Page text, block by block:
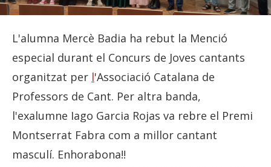
L'alumna Mercè Badia ha rebut la Menció
especial durant el Concurs de Joves cantants
organitzat per l'Associació Catalana de
Professors de Cant. Per altra banda,
l'exalumne Iago Garcia Rojas va rebre el Premi
Montserrat Fabra com a millor cantant
masculí. Enhorabona!!